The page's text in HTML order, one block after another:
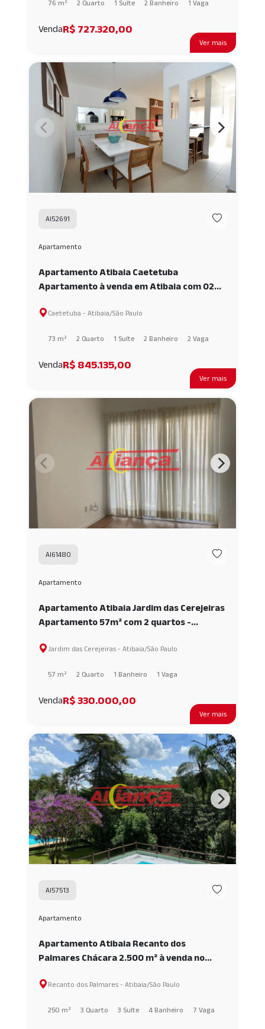
Ver mais
76 m² 2 Quarto 1 Suíte 2 Banheiro 1 Vaga
VendaR$ 727.320,00
Ver mais
AI52691
Apartamento
Apartamento Atibaia Caetetuba
Apartamento à venda em Atibaia com 02
Caetetuba - Atibaia/São Paulo
73 m² 2 Quarto 1 Suíte 2 Banheiro 2 Vaga
VendaR$ 845.135,00
Ver mais
AI61480
Apartamento
Apartamento Atibaia Jardim das Cerejeiras
Apartamento 57m² com 2 quartos -
Jardim das Cerejeiras - Atibaia/São Paulo
57 m² 2 Quarto 1 Banheiro 1 Vaga
VendaR$ 330.000,00
AI57513
Apartamento
Apartamento Atibaia Recanto dos
Palmares Chácara 2.500 m² à venda no
Recanto dos Palmares - Atibaia/São Paulo
250 m² 3 Quarto 3 Suíte 4 Banheiro 7 Vaga